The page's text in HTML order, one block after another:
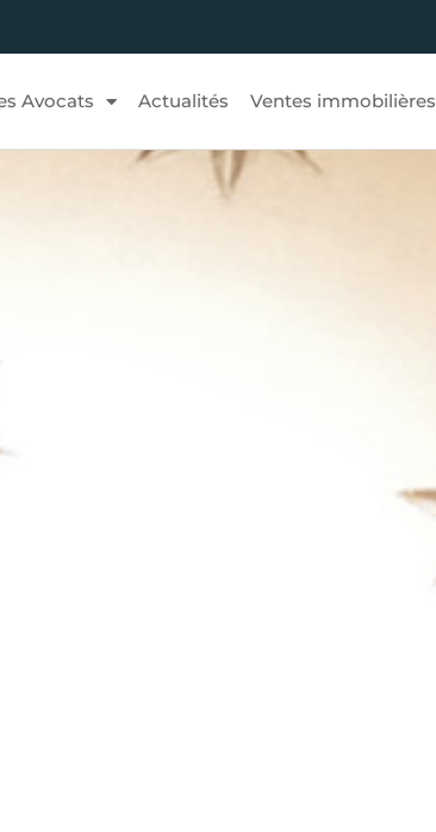
Avocats Actualités Ventes immobilières